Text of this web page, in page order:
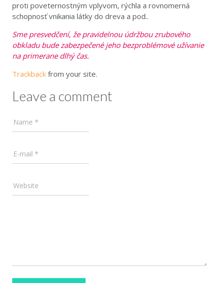
proti poveternostným vplyvom, rýchla a rovnomerná
schopnosť vnikania látky do dreva a pod..
Sme presvedčení, že pravidelnou údržbou zrubového
obkladu bude zabezpečené jeho bezproblémové užívanie
na primerane dlhý čas.
Trackback from your site.
Leave a comment